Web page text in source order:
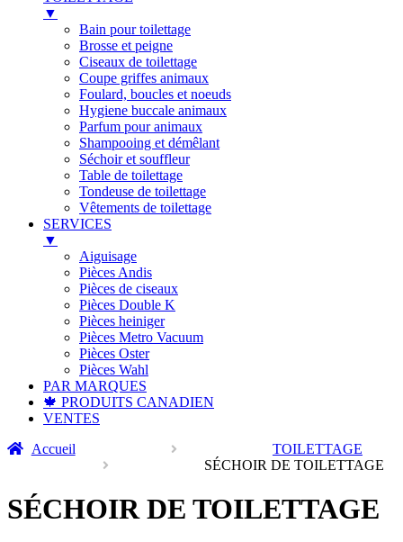
▼
Bain pour toilettage
Brosse et peigne
Ciseaux de toilettage
Coupe griffes animaux
Foulard, boucles et noeuds
Hygiene buccale animaux
Parfum pour animaux
Shampooing et démêlant
Séchoir et souffleur
Table de toilettage
Tondeuse de toilettage
Vêtements de toilettage
SERVICES
▼
Aiguisage
Pièces Andis
Pièces de ciseaux
Pièces Double K
Pièces heiniger
Pièces Metro Vacuum
Pièces Oster
Pièces Wahl
PAR MARQUES
🍁 PRODUITS CANADIEN
VENTES
Accueil
TOILETTAGE
SÉCHOIR DE TOILETTAGE
SÉCHOIR DE TOILETTAGE